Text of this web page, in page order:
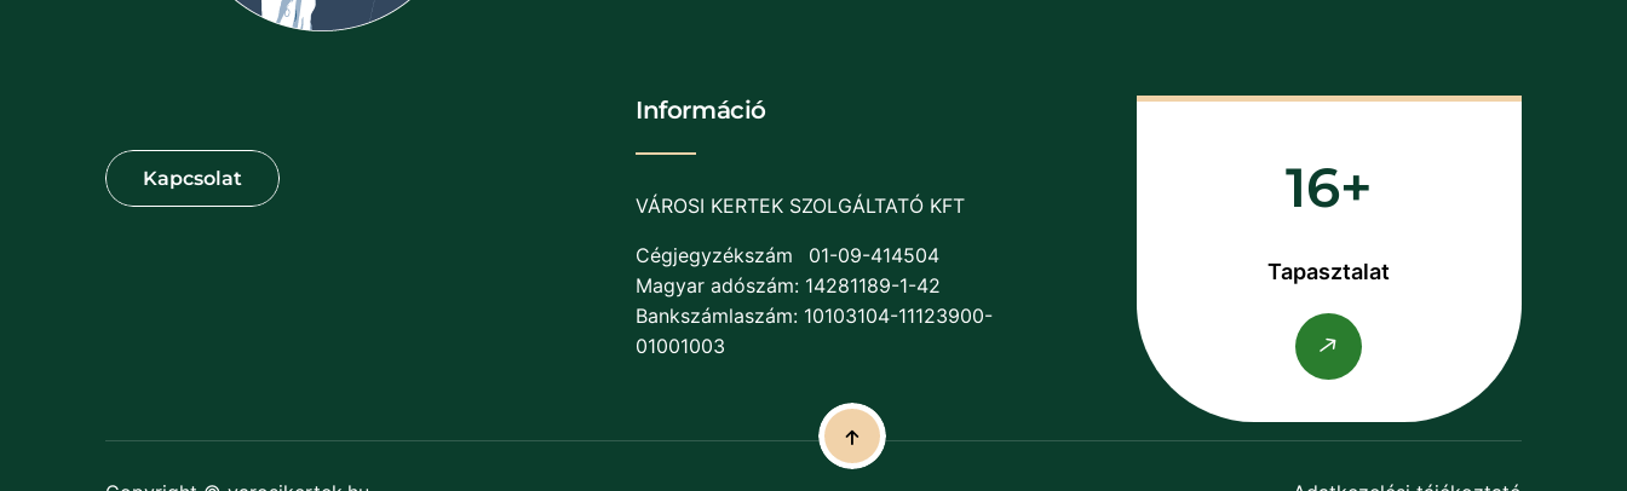
Információ
VÁROSI KERTEK SZOLGÁLTATÓ KFT
Cégjegyzékszám
01-09-414504
Magyar adószám: 14281189-1-42
Bankszámlaszám: 10103104-11123900-
01001003
16
Tapasztalat